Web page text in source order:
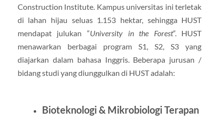
Construction Institute. Kampus universitas ini terletak
di lahan hijau seluas 1.153 hektar, sehingga HUST
mendapat julukan “University in the Forest“. HUST
menawarkan berbagai program S1, S2, S3 yang
diajarkan dalam bahasa Inggris. Beberapa jurusan /
bidang studi yang diunggulkan di HUST adalah:
Bioteknologi & Mikrobiologi Terapan